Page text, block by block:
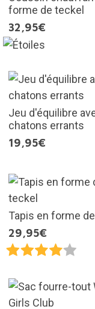
forme de teckel
32,95€
Jeu d'équilibre
chatons errants
19,95€
Tapis en forme
29,95€